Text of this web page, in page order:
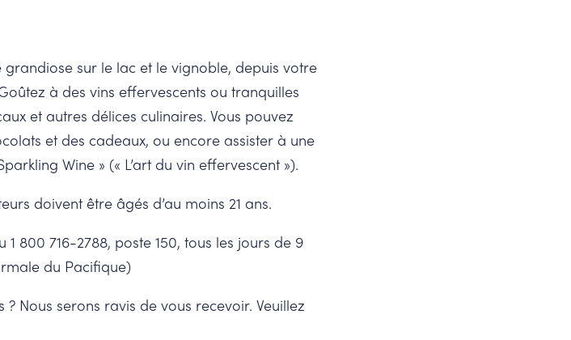
sur le lac et le vignoble, depuis votre
à des vins effervescents ou tranquilles
et autres délices culinaires. Vous pouvez
et des cadeaux, ou encore assister à une
Wine » (« L’art du vin effervescent »).
doivent être âgés d’au moins 21 ans.
800 716-2788, poste 150, tous les jours de 9
du Pacifique)
Nous serons ravis de vous recevoir. Veuillez